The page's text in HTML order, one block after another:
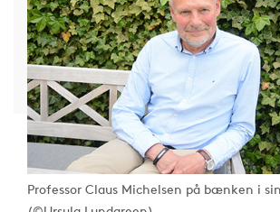
Professor Claus Michelsen på bænken i